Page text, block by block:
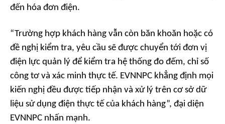
đến hóa đơn điện.
“Trường hợp khách hàng vẫn còn băn khoăn hoặc có
đề nghị kiểm tra, yêu cầu sẽ được chuyển tới đơn vị
điện lực quản lý để kiểm tra hệ thống đo đếm, chỉ số
công tơ và xác minh thực tế. EVNNPC khẳng định mọi
kiến nghị đều được tiếp nhận và xử lý trên cơ sở dữ
liệu sử dụng điện thực tế của khách hàng”, đại diện
EVNNPC nhấn mạnh.